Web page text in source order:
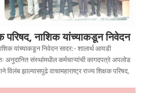
परिषद, नाशिक यांच्याकडून निवेदन
यांच्याकडून निवेदन सादर:- शालार्थ आयडी
अनुदानित संस्थांमधील कर्मचाऱ्यांची कागदपत्रे अपलोड
विलंब झाल्यासपुढे वाचामहाराष्ट्र राज्य शिक्षक परिषद,